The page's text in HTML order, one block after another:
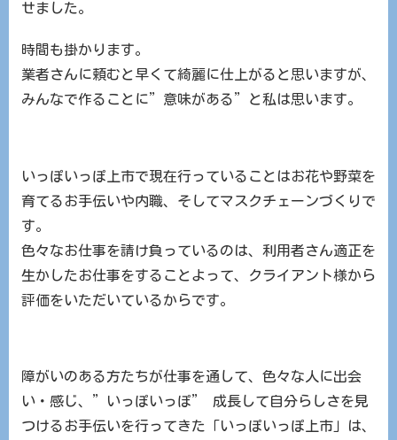
せました。
時間も掛かります。
業者さんに頼むと早くて綺麗に仕上がると思いますが、
みんなで作ることに”意味がある”と私は思います。
いっぽいっぽ上市で現在行っていることはお花や野菜を
育てるお手伝いや内職、そしてマスクチェーンづくりで
す。
色々なお仕事を請け負っているのは、利用者さん適正を
生かしたお仕事をすることよって、クライアント様から
評価をいただいているからです。
障がいのある方たちが仕事を通して、色々な人に出会
い・感じ、”いっぽいっぽ” 成長して自分らしさを見
つけるお手伝いを行ってきた「いっぽいっぽ上市」は、